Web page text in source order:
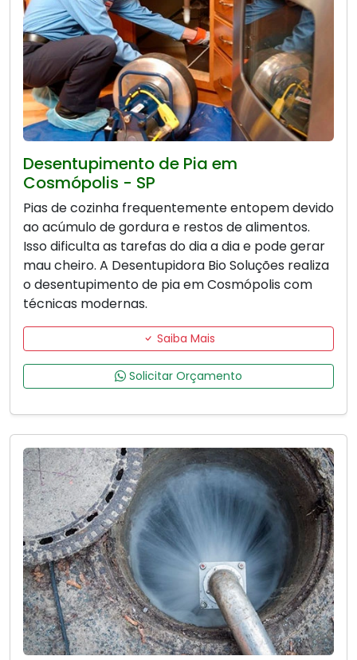
Desentupimento de Pia em
Cosmópolis - SP
Pias de cozinha frequentemente entopem devido
ao acúmulo de gordura e restos de alimentos.
Isso dificulta as tarefas do dia a dia e pode gerar
mau cheiro. A Desentupidora Bio Soluções realiza
o desentupimento de pia em Cosmópolis com
técnicas modernas.
Saiba Mais
Solicitar Orçamento